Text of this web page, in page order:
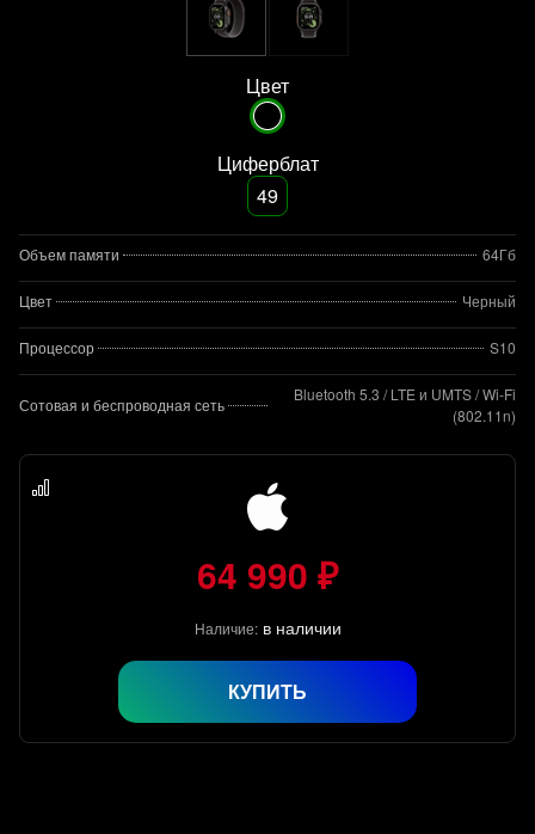
Цвет
Циферблат
49
Объем памяти 64Гб
Цвет Черный
Процессор S10
Сотовая и беспроводная сеть
Bluetooth 5.3 / LTE и UMTS / Wi-Fi
(802.11n)
64 990 ₽
Наличие: в наличии
КУПИТЬ